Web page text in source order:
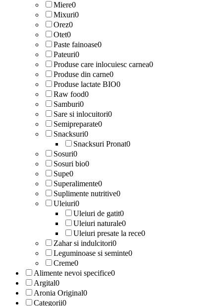
Miere0
Mixuri0
Orez0
Otet0
Paste fainoase0
Pateuri0
Produse care inlocuiesc carnea0
Produse din carne0
Produse lactate BIO0
Raw food0
Samburi0
Sare si inlocuitori0
Semipreparate0
Snacksuri0
Snacksuri Pronat0
Sosuri0
Sosuri bio0
Supe0
Superalimente0
Suplimente nutritive0
Uleiuri0
Uleiuri de gatit0
Uleiuri naturale0
Uleiuri presate la rece0
Zahar si indulcitori0
Leguminoase si seminte0
Creme0
Alimente nevoi specifice0
Argital0
Aronia Original0
Categorii0